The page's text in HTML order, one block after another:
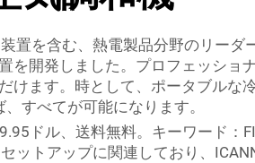
置を含む、熱電製品分野のリーダ
開発しました。プロフェッショ
ます。時として、ポータブルな
すべてが可能になります。
ドル、送料無料。キーワード：
トアップに関連しており、